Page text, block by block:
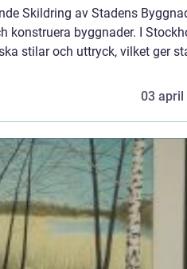
Skildring av Stadens
konstruera byggnader. I
stilar och uttryck, vilket ger
03 april